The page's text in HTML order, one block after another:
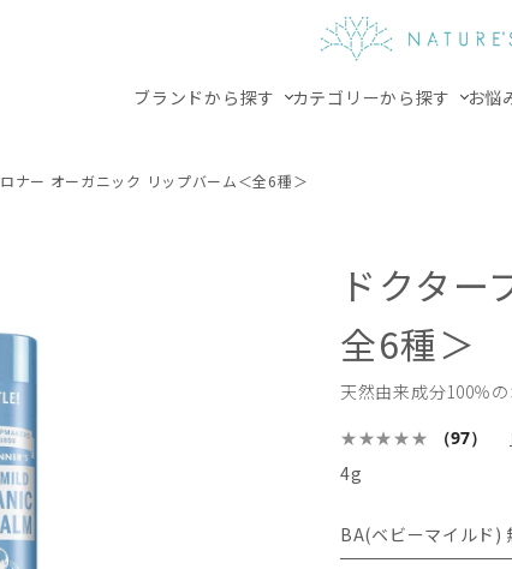
ブランドから探す カテゴリーから探す お悩
ナー オーガニック リップバーム＜全6種＞
ドクター
全6種＞
天然由来成分100％
（97）
4g
BA(ベビーマイルド)